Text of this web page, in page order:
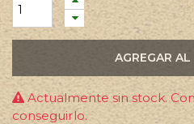
AGREGAR
Actualmente sin stock.
conseguirlo.